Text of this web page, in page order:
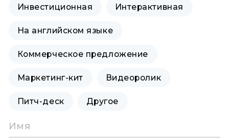
Инвестиционная Интерактивная
На английском языке
Коммерческое предложение
Маркетинг-кит Видеоролик
Питч-деск Другое